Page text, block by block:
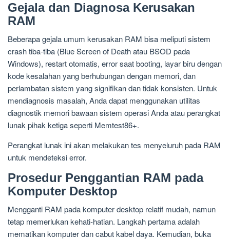
Gejala dan Diagnosa Kerusakan
RAM
Beberapa gejala umum kerusakan RAM bisa meliputi sistem
crash tiba-tiba (Blue Screen of Death atau BSOD pada
Windows), restart otomatis, error saat booting, layar biru dengan
kode kesalahan yang berhubungan dengan memori, dan
perlambatan sistem yang signifikan dan tidak konsisten. Untuk
mendiagnosis masalah, Anda dapat menggunakan utilitas
diagnostik memori bawaan sistem operasi Anda atau perangkat
lunak pihak ketiga seperti Memtest86+.
Perangkat lunak ini akan melakukan tes menyeluruh pada RAM
untuk mendeteksi error.
Prosedur Penggantian RAM pada
Komputer Desktop
Mengganti RAM pada komputer desktop relatif mudah, namun
tetap memerlukan kehati-hatian. Langkah pertama adalah
mematikan komputer dan cabut kabel daya. Kemudian, buka